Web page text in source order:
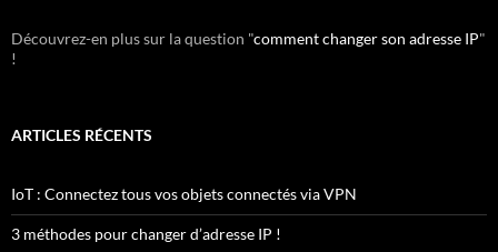
Découvrez-en plus sur la question "comment changer son adresse IP"
!
ARTICLES RÉCENTS
IoT : Connectez tous vos objets connectés via VPN
3 méthodes pour changer d’adresse IP !